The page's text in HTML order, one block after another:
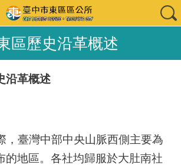
區歷史沿革概述
沿革概述
臺灣中部中央山脈西側主要為
的地區。各社均歸服於大肚南社